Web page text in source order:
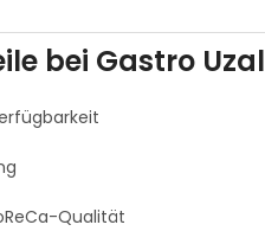
bei Gastro Uzal
Qualität